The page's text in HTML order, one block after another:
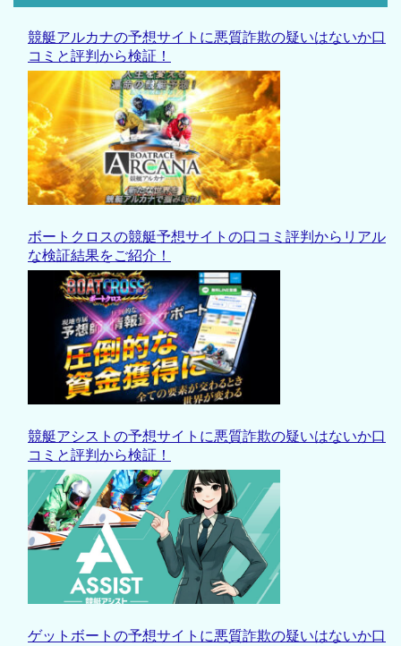
競艇アルカナの予想サイトに悪質詐欺の疑いはないか口
コミと評判から検証！
ボートクロスの競艇予想サイトの口コミ評判からリアル
な検証結果をご紹介！
競艇アシストの予想サイトに悪質詐欺の疑いはないか口
コミと評判から検証！
ゲットボートの予想サイトに悪質詐欺の疑いはないか口